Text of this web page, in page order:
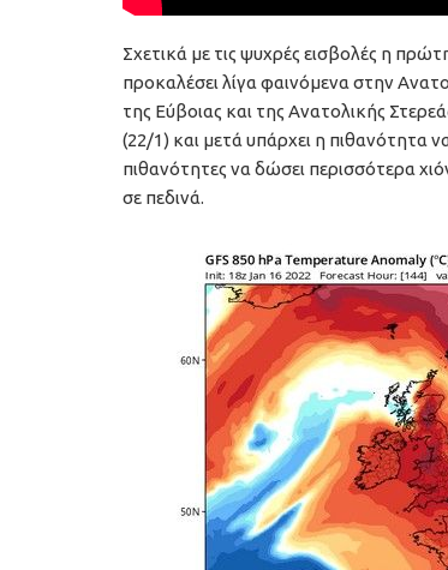
Σχετικά με τις ψυχρές εισβολές η
προκαλέσει λίγα φαινόμενα στην
της Εύβοιας και της Ανατολικής
(22/1) και μετά υπάρχει η πιθανότητα
πιθανότητες να δώσει περισσότερα
σε πεδινά.